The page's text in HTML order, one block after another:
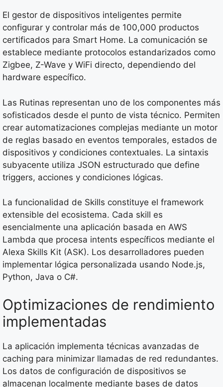
El gestor de dispositivos inteligentes permite
configurar y controlar más de 100,000 productos
certificados para Smart Home. La comunicación se
establece mediante protocolos estandarizados como
Zigbee, Z-Wave y WiFi directo, dependiendo del
hardware específico.
Las Rutinas representan uno de los componentes más
sofisticados desde el punto de vista técnico. Permiten
crear automatizaciones complejas mediante un motor
de reglas basado en eventos temporales, estados de
dispositivos y condiciones contextuales. La sintaxis
subyacente utiliza JSON estructurado que define
triggers, acciones y condiciones lógicas.
La funcionalidad de Skills constituye el framework
extensible del ecosistema. Cada skill es
esencialmente una aplicación basada en AWS
Lambda que procesa intents específicos mediante el
Alexa Skills Kit (ASK). Los desarrolladores pueden
implementar lógica personalizada usando Node.js,
Python, Java o C#.
Optimizaciones de rendimiento
implementadas
La aplicación implementa técnicas avanzadas de
caching para minimizar llamadas de red redundantes.
Los datos de configuración de dispositivos se
almacenan localmente mediante bases de datos